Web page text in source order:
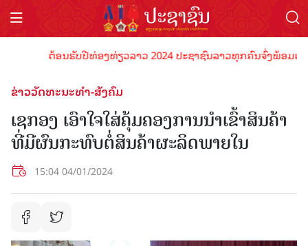
ຕ້ອນຮັບປີທ່ອງທ່ຽວລາວ 2024 ປະຊາຊົນລາວທຸກຄົນຈົ່ງພ້ອມເປັ
ຂ່າວວັດທະນະທຳ-ສັງຄົມ
ເຊກອງ ເອົາໃຈໃສ່ຄຸ້ມຄອງການນໍາເຂົ້າສິນຄ້າ
ທີ່ມີຜົນກະທົບຕໍ່ສິນຄ້າຜະລິດພາຍໃນ
15:04 04/01/2024